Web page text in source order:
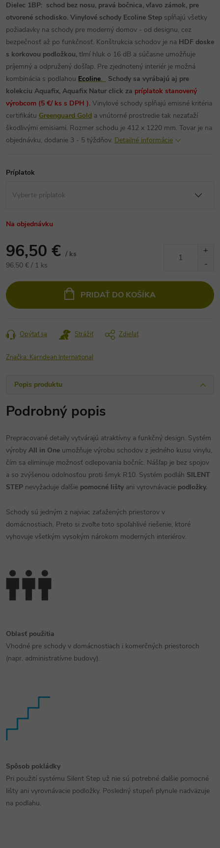
Dielec 1BP: schod bez nosu, pravá bočnica, vľavo zámok, pre
otvorené schodisko. Vinylové schody Ecoline Step spĺňajú všetky
požiadavky na schody pre moderný domov - od designu, cez
bezpečnosť až po funkčnosť. Konštrukcia schodov je na HDF doske
s korkovou podložkou, tlmí hluk o 16 dB a súčasne umožňuje
príjemný a odpružený došľap. Pre zjednotený interiér je možná
kombinácia s podlahou Ecoline.
Schody sa vyrábajú aj pre
kolekciu Aquafix, Aquafix Natur click za príplatok stanovený
výrobcom (5 €/ ks s DPH ). Vinylové schody spĺňajú emisné kritéria
certifikátu Greenguard Gold a vnútorné prostredie tak nezaťaží
škodlivými emisiami. Rozmer schodu je 412 x 1220 mm. Tovar je na
objednávku, dodanie 3 - 5 týždňov. Detailné informácie
Príplatok
Na objednávku
96,50 € / ks
Jednotková
96,50 € / 1 ks
PRIDAŤ DO KOŠÍKA
Opýtať sa Strážiť Zdieľať
Značka: Karndean International
Popis produktu
Podrobný popis
Prepracované detaily vytvárajú atraktívny a funkčný design. Systém
výroby All in One umožňuje výrobu schodov z jedného kusu vinylu,
čím sa eliminuje možnosť odlepovania bočníc. Nášľap je bez spojov
a so zvýšenou odolnosťou proti šmyk R10. Systém podláh SILENT
STEP nevyžaduje ďalšie pomocné lišty ani vyrovnávacie podložky.
Schody sú jedným z najviac zaťažených priestorov v
domácnostiach. Preto si zvoľte toto spoľahlivé riešenie, ktoré
vyhovuje všetkým vysokým nárokom moderných interiérov.
Oblasť použitia
Vhodné pre schody v domácnostiach i komerčných priestoroch
(napr. administratívne budovy).
Spôsob pokládky
Pri použití systému Silent Step už nie sú potrebné ďalšie pomocné
lišty ani vyrovnávacie podložky. Posledný stupeň plynule nadväzuje
na podlahu.